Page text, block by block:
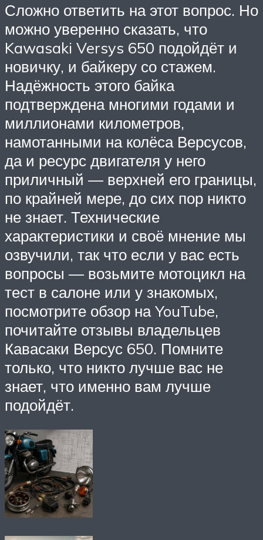
Сложно ответить на этот вопрос. Но
можно уверенно сказать, что
Kawasaki Versys 650 подойдёт и
новичку, и байкеру со стажем.
Надёжность этого байка
подтверждена многими годами и
миллионами километров,
намотанными на колёса Версусов,
да и ресурс двигателя у него
приличный — верхней его границы,
по крайней мере, до сих пор никто
не знает. Технические
характеристики и своё мнение мы
озвучили, так что если у вас есть
вопросы — возьмите мотоцикл на
тест в салоне или у знакомых,
посмотрите обзор на YouTube,
почитайте отзывы владельцев
Кавасаки Версус 650. Помните
только, что никто лучше вас не
знает, что именно вам лучше
подойдёт.